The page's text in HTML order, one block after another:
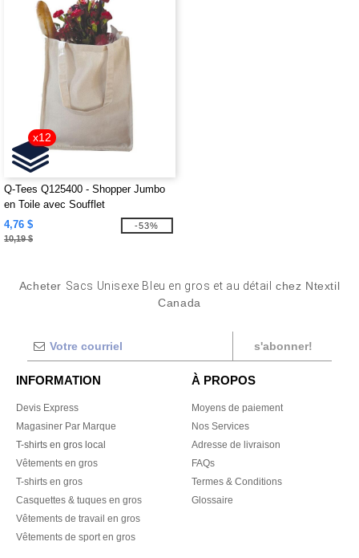
x12
Q-Tees Q125400 - Shopper Jumbo
en Toile avec Soufflet
4,76 $
10,19 $
-53%
Acheter Sacs Unisexe Bleu en gros et au détail
chez Ntextil
Canada
s'abonner!
INFORMATION
Devis Express
Magasiner Par Marque
T-shirts en gros local
Vêtements en gros
T-shirts en gros
Casquettes & tuques en gros
Vêtements de travail en gros
Vêtements de sport en gros
À PROPOS
Moyens de paiement
Nos Services
Adresse de livraison
FAQs
Termes & Conditions
Glossaire